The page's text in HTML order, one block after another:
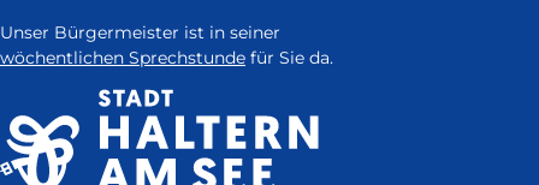
Unser Bürgermeister ist in seiner
wöchentlichen Sprechstunde für Sie da.